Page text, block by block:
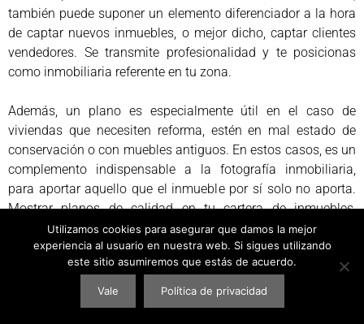
también puede suponer un elemento diferenciador a la hora
de captar nuevos inmuebles, o mejor dicho, captar clientes
vendedores. Se transmite profesionalidad y te posicionas
como inmobiliaria referente en tu zona.
Además, un plano es especialmente útil en el caso de
viviendas que necesiten reforma, estén en mal estado de
conservación o con muebles antiguos. En estos casos, es un
complemento indispensable a la fotografía inmobiliaria,
para aportar aquello que el inmueble por sí solo no aporta.
Mostrar planos de calidad en tu cartera de inmuebles,
también puede suponer un elemento diferenciador a la hora
de captar nuevos inmuebles, o mejor dicho, captar clientes
vendedores.
Se transmite profesionalidad y te posicionas como
Utilizamos cookies para asegurar que damos la mejor
experiencia al usuario en nuestra web. Si sigues utilizando
este sitio asumiremos que estás de acuerdo.
Vale Política de privacidad